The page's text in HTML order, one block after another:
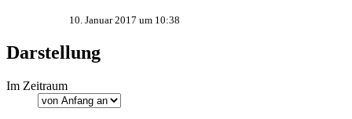
10. Januar 2017 um 10:38
Darstellung
Im Zeitraum